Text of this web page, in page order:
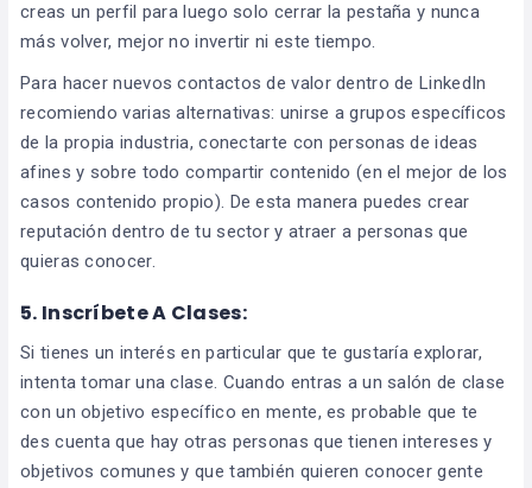
creas un perfil para luego solo cerrar la pestaña y nunca
más volver, mejor no invertir ni este tiempo.
Para hacer nuevos contactos de valor dentro de LinkedIn
recomiendo varias alternativas: unirse a grupos específicos
de la propia industria, conectarte con personas de ideas
afines y sobre todo compartir contenido (en el mejor de los
casos contenido propio). De esta manera puedes crear
reputación dentro de tu sector y atraer a personas que
quieras conocer.
5. Inscríbete A Clases:
Si tienes un interés en particular que te gustaría explorar,
intenta tomar una clase. Cuando entras a un salón de clase
con un objetivo específico en mente, es probable que te
des cuenta que hay otras personas que tienen intereses y
objetivos comunes y que también quieren conocer gente